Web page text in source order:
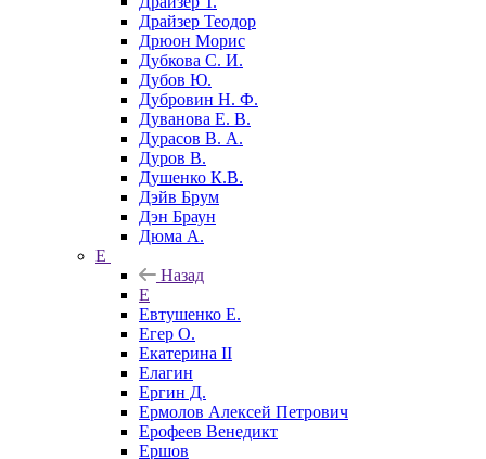
Драйзер Теодор
Дрюон Морис
Дубкова С. И.
Дубов Ю.
Дубровин Н. Ф.
Дуванова Е. В.
Дурасов В. А.
Дуров В.
Душенко К.В.
Дэйв Брум
Дэн Браун
Дюма А.
Е
Назад
Е
Евтушенко Е.
Егер О.
Екатерина II
Елагин
Ергин Д.
Ермолов Алексей Петрович
Ерофеев Венедикт
Ершов